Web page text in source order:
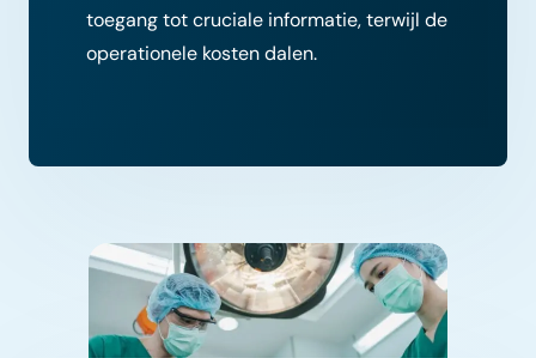
toegang tot cruciale informatie, terwijl de
operationele kosten dalen.